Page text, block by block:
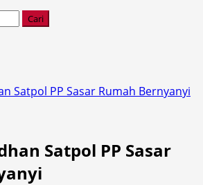
Satpol PP Sasar Rumah Bernyanyi
Satpol PP Sasar